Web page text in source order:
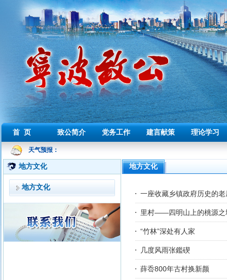
首 页 致公简介 党务工作 建言献策 理论学习
天气预报：
地方文化
地方文化
地方文化
一座收藏乡镇政府历史的老
里村——四明山上的桃源之
“竹林”深处有人家
几度风雨张鑑碶
薛岙800年古村换新颜